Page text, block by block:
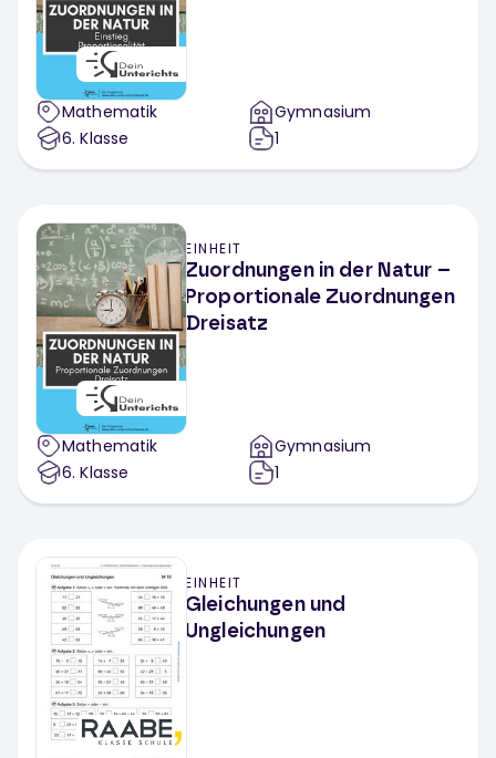
Mathematik
6. Klasse
Gymnasium
1
EINHEIT
Zuordnungen in der Natur –
Proportionale Zuordnungen
Dreisatz
Mathematik
6. Klasse
Gymnasium
1
EINHEIT
Gleichungen und
Ungleichungen